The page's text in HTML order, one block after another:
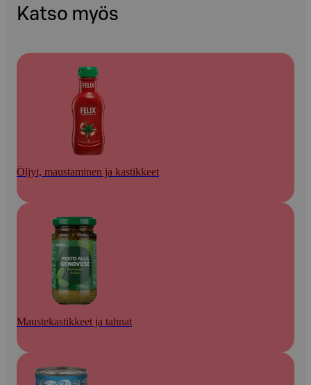
Katso myös
Öljyt, maustaminen ja kastikkeet
Maustekastikkeet ja tahnat